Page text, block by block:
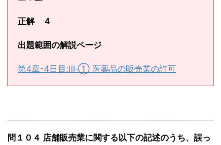
正解 ４
出題範囲の解説ページ
第4章-4日目:Ⅲ‐① 医薬品の販売業の許可
問１０４ 店舗販売業に関する以下の記述のうち、誤っ